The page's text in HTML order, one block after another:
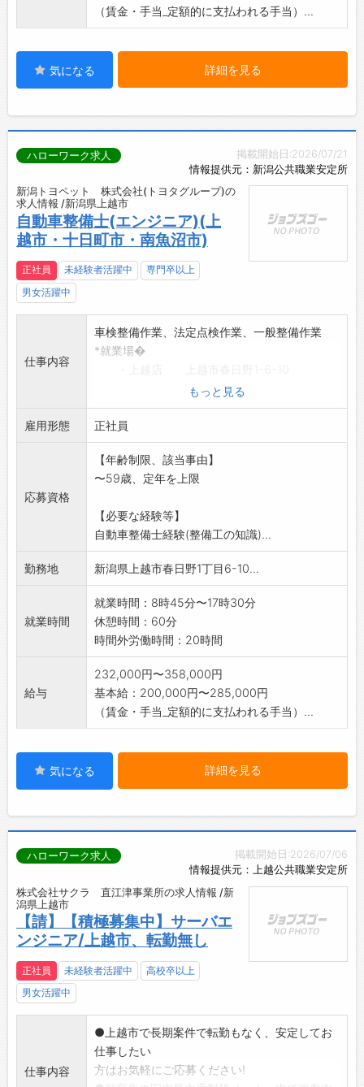
（賃金・手当_定額的に支払われる手当）...
気になる 詳細を見る
掲載開始日:2026/07/21
情報提供元：新潟公共職業安定所
ハローワーク求人
新潟トヨペット 株式会社(トヨタグループ)の
求人情報 /新潟県上越市
自動車整備士(エンジニア)(上
越市・十日町市・南魚沼市)
正社員 未経験者活躍中
専門卒以上
男女活躍中
仕事内容
車検整備作業、法定点検作業、一般整備作業
*就業場�
・十日町店 十日町市高山三丁目807
・魚沼店 南魚沼市余川3356
※即戦力となる方を希望します。
*変更範囲:なし
もっと見る
雇用形態 正社員
応募資格
【年齢制限、該当事由】
〜59歳、定年を上限
【必要な経験等】
自動車整備士経験(整備工の知識)...
勤務地 新潟県上越市春日野1丁目6-10...
就業時間
就業時間：8時45分〜17時30分
休憩時間：60分
時間外労働時間：20時間
給与
232,000円〜358,000円
基本給：200,000円〜285,000円
（賃金・手当_定額的に支払われる手当）...
気になる 詳細を見る
掲載開始日:2026/07/06
情報提供元：上越公共職業安定所
ハローワーク求人
株式会社サクラ 直江津事業所の求人情報 /新
潟県上越市
【請】【積極募集中】サーバエ
ンジニア/上越市、転勤無し
正社員 未経験者活躍中
高校卒以上
男女活躍中
仕事内容
●上越市で長期案件で転勤もなく、安定してお
仕事したい
方はお気軽にご応募ください!